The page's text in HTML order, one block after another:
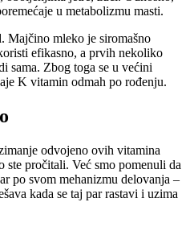
u metabolizmu masti.
Majčino mleko je siromašno
efikasno, a prvih nekoliko
sama. Zbog toga se u većini
K vitamin odmah po rođenju.
odvojeno ovih vitamina
ste pročitali. Već smo pomenuli da
po svom mehanizmu delovanja –
kada se taj par rastavi i uzima